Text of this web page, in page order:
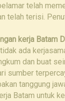
telah
telah terisi.
kerja Batam
ada
dan buat
sumber
tanggung
Batam untuk